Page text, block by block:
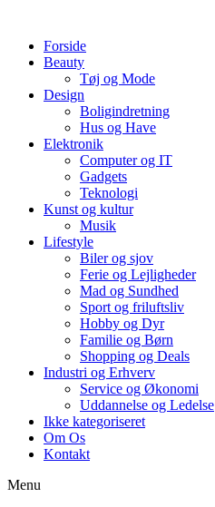
indholdForside
Beauty
Tøj og Mode
Design
Boligindretning
Hus og Have
Elektronik
Computer og IT
Gadgets
Teknologi
Kunst og kultur
Musik
Lifestyle
Biler og sjov
Ferie og Lejligheder
Mad og Sundhed
Sport og friluftsliv
Hobby og Dyr
Familie og Børn
Shopping og Deals
Industri og Erhverv
Service og Økonomi
Uddannelse og Ledelse
Ikke kategoriseret
Om Os
Kontakt
Menu